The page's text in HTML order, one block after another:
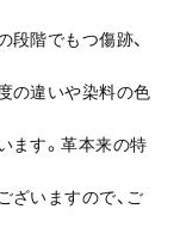
段階でもつ傷跡、
の違いや染料の色
ます。革本来の特
ざいますので、ご